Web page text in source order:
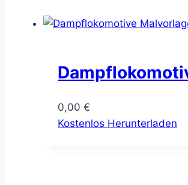
0,00 €
Kostenlos Herunterladen